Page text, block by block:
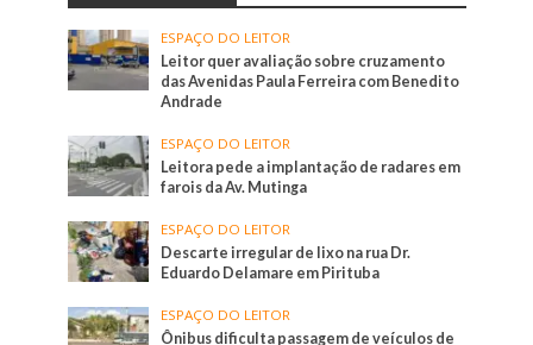
ESPAÇO DO LEITOR
Leitor quer avaliação sobre cruzamento
das Avenidas Paula Ferreira com Benedito
Andrade
ESPAÇO DO LEITOR
Leitora pede a implantação de radares em
farois da Av. Mutinga
ESPAÇO DO LEITOR
Descarte irregular de lixo na rua Dr.
Eduardo Delamare em Pirituba
ESPAÇO DO LEITOR
Ônibus dificulta passagem de veículos de